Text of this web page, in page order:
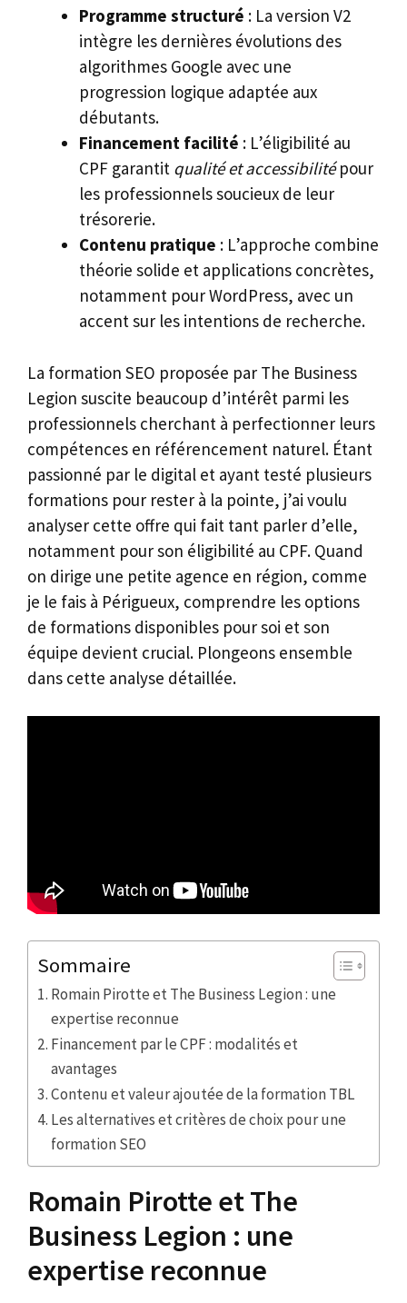
Programme structuré : La version V2
intègre les dernières évolutions des
algorithmes Google avec une
progression logique adaptée aux
débutants.
Financement facilité : L’éligibilité au
CPF garantit qualité et accessibilitépour
les professionnels soucieux de leur
trésorerie.
Contenu pratique : L’approche combine
théorie solide et applications concrètes,
notamment pour WordPress, avec un
accent sur les intentions de recherche.
La formation SEO proposée par The Business
Legion suscite beaucoup d’intérêt parmi les
professionnels cherchant à perfectionner leurs
compétences en référencement naturel. Étant
passionné par le digital et ayant testé plusieurs
formations pour rester à la pointe, j’ai voulu
analyser cette offre qui fait tant parler d’elle,
notamment pour son éligibilité au CPF. Quand
on dirige une petite agence en région, comme
je le fais à Périgueux, comprendre les options
de formations disponibles pour soi et son
équipe devient crucial. Plongeons ensemble
dans cette analyse détaillée.
Sommaire
Romain Pirotte et The Business Legion : une
expertise reconnue
Financement par le CPF : modalités et
avantages
Contenu et valeur ajoutée de la formation TBL
Les alternatives et critères de choix pour une
formation SEO
Romain Pirotte et The
Business Legion : une
expertise reconnue